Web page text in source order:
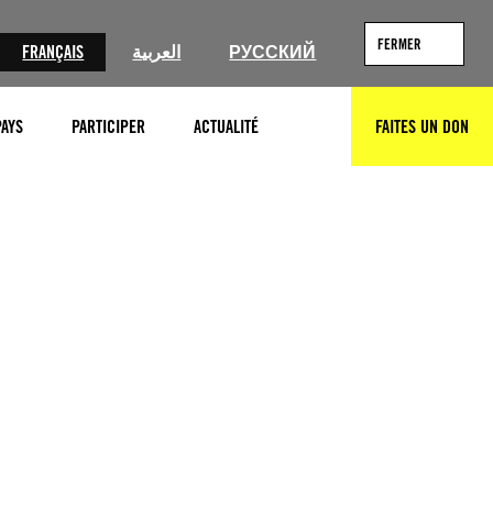
FRANÇAIS العربية РУССКИЙ FERMER
PARTICIPER ACTUALITÉ RECHERCHERFAITES UN DON